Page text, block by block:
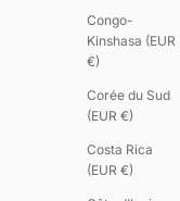
Congo-
Kinshasa (EUR
€)
Corée du Sud
(EUR €)
Costa Rica
(EUR €)